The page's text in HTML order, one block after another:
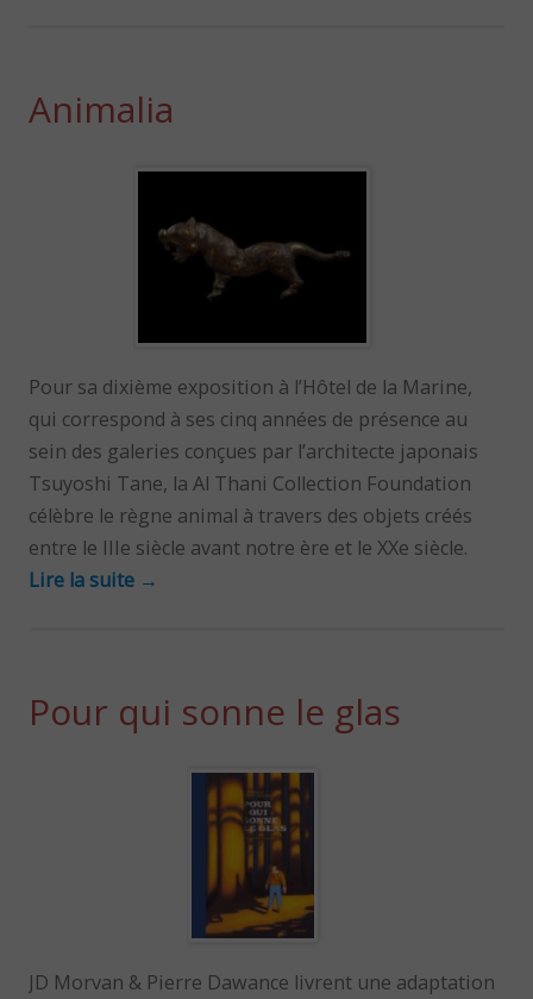
Animalia
Pour sa dixième exposition à l’Hôtel de la Marine,
qui correspond à ses cinq années de présence au
sein des galeries conçues par l’architecte japonais
Tsuyoshi Tane, la Al Thani Collection Foundation
célèbre le règne animal à travers des objets créés
entre le IIIe siècle avant notre ère et le XXe siècle.
Lire la suite →
Pour qui sonne le glas
JD Morvan & Pierre Dawance livrent une adaptation